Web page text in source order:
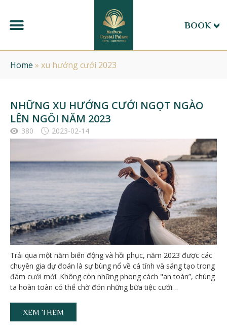
BOOK
Home » xu hướng cưới 2023
NHỮNG XU HƯỚNG CƯỚI NGỌT NGÀO
LÊN NGÔI NĂM 2023
380 2023-02-14
Trải qua một năm biến động và hồi phục, năm 2023 được các
chuyên gia dự đoán là sự bùng nổ về cá tính và sáng tạo trong
đám cưới mới. Không còn những phong cách "an toàn”, chúng
ta hoàn toàn có thể chờ đón những bữa tiệc cưới…
XEM THÊM